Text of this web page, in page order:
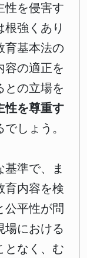
性を侵害す
強くあり
育基本法の
容の適正を
との立場を
性を尊重す
しょう。
準で、ま
育内容を検
公平性が問
場における
となく、む